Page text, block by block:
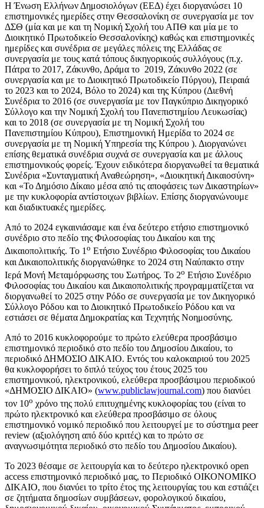
Η Ένωση Ελλήνων Δημοσιολόγων (ΕΕΔ) έχει διοργανώσει 10
επιστημονικές ημερίδες στην Θεσσαλονίκη σε συνεργασία με τον
ΔΣΘ (μία και με και τη Νομική Σχολή του ΑΠΘ και μία με το
Διοικητικό Πρωτοδικείο Θεσσαλονίκης) καθώς και επιστημονικές
ημερίδες και συνέδρια σε μεγάλες πόλεις της Ελλάδας σε
συνεργασία με τους κατά τόπους δικηγορικούς συλλόγους (π.χ.
Πάτρα το 2017, Ζάκυνθο, Δράμα το 2019, Ζάκυνθο 2022 (σε
συνεργασία και με το Διοικητικό Πρωτοδικείο Πύργου), Πειραιά
το 2023 και το 2024, Βόλο το 2024) και της Κύπρου (Διεθνή
Συνέδρια το 2016 (σε συνεργασία με τον Παγκύπριο Δικηγορικό
Σύλλογο και την Νομική Σχολή του Πανεπιστημίου Λευκωσίας)
και το 2018 (σε συνεργασία με τη Νομική Σχολή του
Πανεπιστημίου Κύπρου), Επιστημονική Ημερίδα το 2024 σε
συνεργασία με τη Νομική Υπηρεσία της Κύπρου ). Διοργανώνει
επίσης θεματικά συνέδρια συχνά σε συνεργασία και με άλλους
επιστημονικούς φορείς. Έχουν ειδικότερα διοργανωθεί τα θεματικά
Συνέδρια «Συνταγματική Αναθεώρηση», «Διοικητική Δικαιοσύνη»
και «Το Δημόσιο Δίκαιο μέσα από τις αποφάσεις των Δικαστηρίων»
με την κυκλοφορία αντίστοιχων βιβλίων. Επίσης διοργανώνουμε
και διαδικτυακές ημερίδες.
Από το 2024 εγκαινιάσαμε και ένα δεύτερο ετήσιο επιστημονικό
συνέδριο στο πεδίο της Φιλοσοφίας του Δικαίου και της
Δικαιοπολιτικής. Το 1ο Ετήσιο Συνέδριο Φιλοσοφίας του Δικαίου
και Δικαιοπολιτικής διοργανώθηκε το 2024 στη Ναύπακτο στην
Ιερά Μονή Μεταμόρφωσης του Σωτήρος. Το 2ο Ετήσιο Συνέδριο
Φιλοσοφίας του Δικαίου και Δικαιοπολιτικής προγραμματίζεται να
διοργανωθεί το 2025 στην Ρόδο σε συνεργασία με τον Δικηγορικό
Σύλλογο Ρόδου και το Διοικητικό Πρωτοδικείο Ρόδου και να
εστιάσει σε θέματα Δημοκρατίας και Τεχνητής Νοημοσύνης.
Από το 2016 κυκλοφορούμε το πρώτο ελεύθερα προσβάσιμο
επιστημονικό περιοδικό στο πεδίο του Δημοσίου Δικαίου, το
περιοδικό ΔΗΜΟΣΙΟ ΔΙΚΑΙΟ. Εντός του καλοκαιριού του 2025
θα κυκλοφορήσει το διπλό τεύχος του έτους 2025 του
επιστημονικού, ηλεκτρονικού, ελεύθερα προσβάσιμου περιοδικού
«ΔΗΜΟΣΙΟ ΔΙΚΑΙΟ» (www.publiclawjournal.com) που διανύει
τον 10ο χρόνο της πολύ επιτυχημένης κυκλοφορίας του (είναι το
πρώτο ηλεκτρονικό και ελεύθερα προσβάσιμο σε όλους
επιστημονικό νομικό περιοδικό που λειτουργεί με το σύστημα peer
review (αξιολόγηση από δύο κριτές) και το πρώτο σε
αναγνωσιμότητα περιοδικό στο πεδίο του Δημοσίου Δικαίου).
Το 2023 θέσαμε σε λειτουργία και το δεύτερο ηλεκτρονικό open
access επιστημονικό περιοδικό μας, το Περιοδικό ΟΙΚΟΝΟΜΙΚΟ
ΔΙΚΑΙΟ, που διανύει το τρίτο έτος της λειτουργίας του και εστιάζει
σε ζητήματα δημοσίων συμβάσεων, φορολογικού δικαίου,